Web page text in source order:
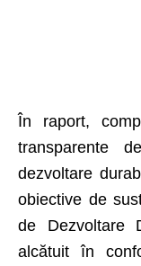
În raport,
transparente
dezvoltare
obiective de
de Dezvoltare
alcătuit în